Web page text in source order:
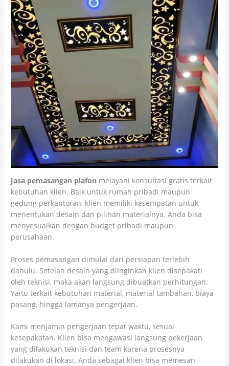
Jasa pemasangan plafon melayani konsultasi gratis terkait
kebutuhan klien. Baik untuk rumah pribadi maupun
gedung perkantoran, klien memiliki kesempatan untuk
menentukan desain dan pilihan materialnya. Anda bisa
menyesuaikan dengan budget pribadi maupun
perusahaan.
Proses pemasangan dimulai dari persiapan terlebih
dahulu. Setelah desain yang diinginkan klien disepakati
oleh teknisi, maka akan langsung dibuatkan perhitungan.
Yaitu terkait kebutuhan material, material tambahan, biaya
pasang, hingga lamanya pengerjaan.
Kami menjamin pengerjaan tepat waktu, sesuai
kesepakatan. Klien bisa mengawasi langsung pekerjaan
yang dilakukan teknisi dan team karena prosesnya
dilakukan di lokasi. Anda sebagai klien bisa memesan